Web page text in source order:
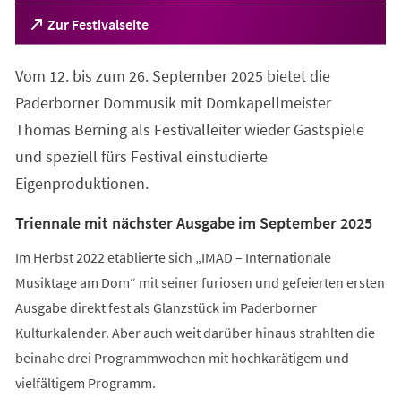
Zur Festivalseite
(Öffnet
in
neuen
Tab)
Vom 12. bis zum 26. September 2025 bietet die
Paderborner Dommusik mit Domkapellmeister
Thomas Berning als Festivalleiter wieder Gastspiele
und speziell fürs Festival einstudierte
Eigenproduktionen.
Triennale mit nächster Ausgabe im September 2025
Im Herbst 2022 etablierte sich „IMAD – Internationale
Musiktage am Dom“ mit seiner furiosen und gefeierten ersten
Ausgabe direkt fest als Glanzstück im Paderborner
Kulturkalender. Aber auch weit darüber hinaus strahlten die
beinahe drei Programmwochen mit hochkarätigem und
vielfältigem Programm.